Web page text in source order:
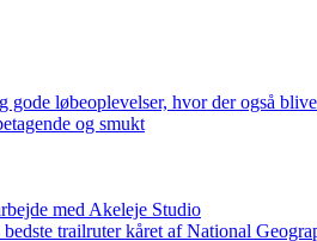
løbeoplevelser, hvor der også
og smukt
med Akeleje Studio
trailruter kåret af National